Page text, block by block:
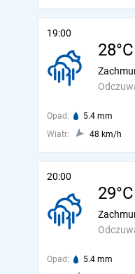
19:00
28°C
Opad: 5.4 mm
Wiatr:
48 km/h
20:00
29°C
Opad: 5.4 mm